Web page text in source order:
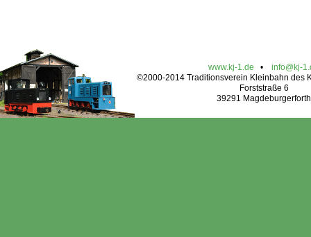
www.kj-1.de • info@kj-
©2000-2014 Traditionsverein Kleinbahn des
Forststraße 6
39291 Magdeburgerforth